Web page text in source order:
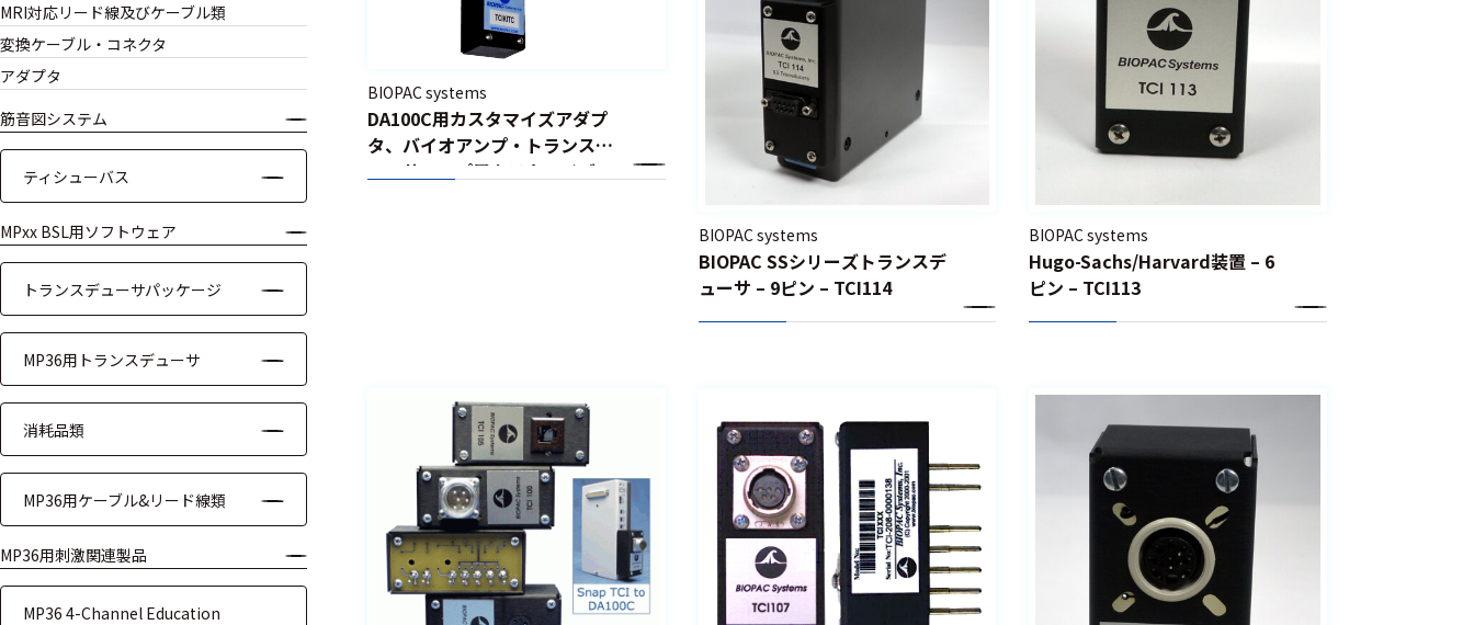
握力計
アイトラ
プローブ
計測機器
トランス
デューサ
選
択
し
た
条
件
を
ク
698
製
MRI対応リード線及びケーブル類
変換ケーブル・コネクタ
アダプタ
筋音図システム
ティシューバス
MPxx BSL用ソフトウェア
トランスデューサパッケージ
MP36用トランスデューサ
消耗品類
MP36用ケーブル&リード線類
MP36用刺激関連製品
MP36 4-Channel Education
BIOPAC systems
DA100C用カスタマイズアダプ
タ、バイオアンプ・トランスデ
ューサアンプ用カスタマイズア
BIOPAC systems
BIOPAC SSシリーズトランスデ
ューサ – 9ピン – TCI114
BIOPAC systems
Hugo-Sachs/Harvard装置 – 6
ピン – TCI113